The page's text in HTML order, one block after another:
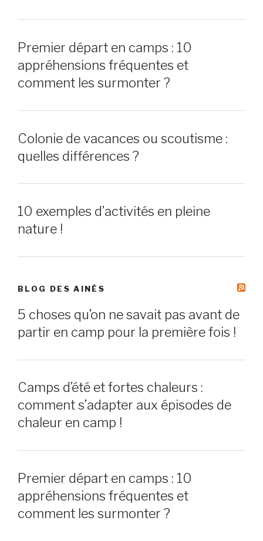
Premier départ en camps : 10
appréhensions fréquentes et
comment les surmonter ?
Colonie de vacances ou scoutisme :
quelles différences ?
10 exemples d’activités en pleine
nature !
BLOG DES AINÉS
5 choses qu’on ne savait pas avant de
partir en camp pour la première fois !
Camps d’été et fortes chaleurs :
comment s’adapter aux épisodes de
chaleur en camp !
Premier départ en camps : 10
appréhensions fréquentes et
comment les surmonter ?